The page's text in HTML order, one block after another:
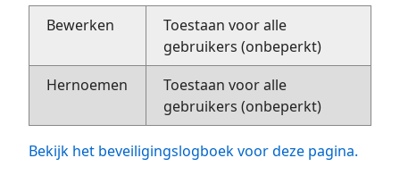
Bewerken
Toestaan voor alle
gebruikers (onbeperkt)
Hernoemen
Toestaan voor alle
gebruikers (onbeperkt)
Bekijk het beveiligingslogboek voor deze pagina.